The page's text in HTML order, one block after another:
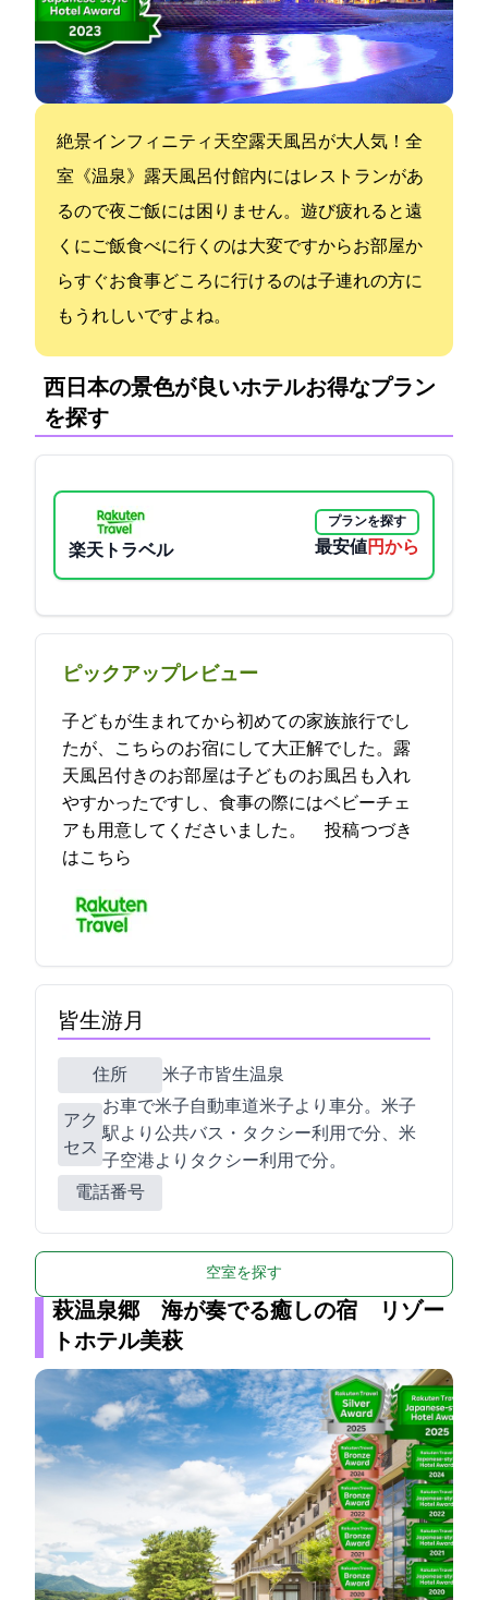
絶景インフィニティ天空露天風呂が大人気！全
室《温泉》露天風呂付 館内にはレストランがあ
るので夜ご飯には困りません。遊び疲れると遠
くにご飯食べに行くのは大変ですからお部屋か
らすぐお食事どころに行けるのは子連れの方に
もうれしいですよね。
西日本の景色が良いホテル:お得なプラン
を探す
楽天トラベル
プランを探す
最安値13750円から
ピックアップレビュー
子どもが生まれてから初めての家族旅行でし
たが、こちらのお宿にして大正解でした。露
天風呂付きのお部屋は子どものお風呂も入れ
やすかったですし、食事の際にはベビーチェ
アも用意してくださいました。… 2023-05-23 23:04:45投稿つづき
はこちら
皆生游月
住所 米子市皆生温泉3-11-1
アク
セス
お車で米子自動車道米子ICより車10分。JR米子
駅より公共バス・タクシー利用で15分、米
子空港よりタクシー利用で20分。
電話番号
空室を探す
萩温泉郷 海が奏でる癒しの宿 リゾー
トホテル美萩